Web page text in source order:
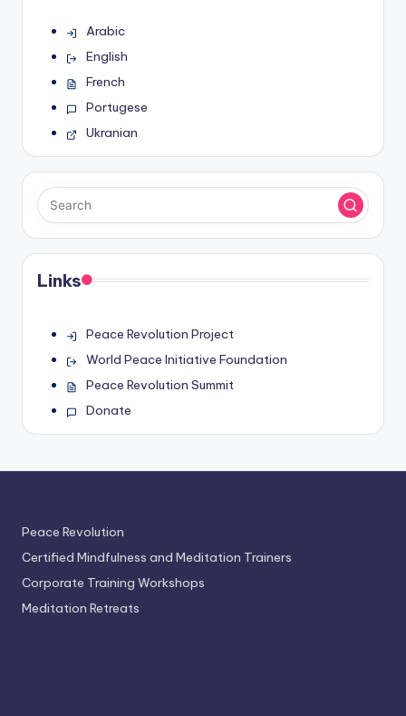
Arabic
English
French
Portugese
Ukranian
Links
Peace Revolution Project
World Peace Initiative Foundation
Peace Revolution Summit
Donate
Peace Revolution
Certified Mindfulness and Meditation Trainers
Corporate Training Workshops
Meditation Retreats